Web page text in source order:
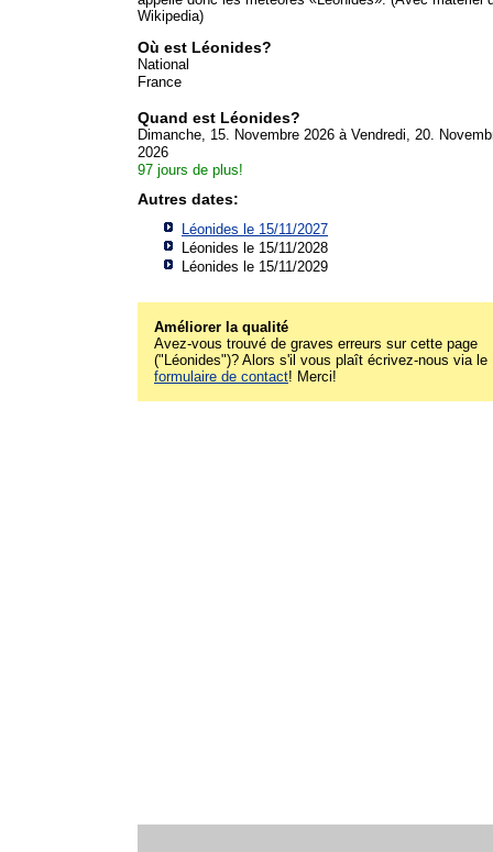
Wikipedia)
Où est Léonides?
National
France
Quand est Léonides?
Dimanche, 15. Novembre 2026 à Vendredi, 20.
2026
97 jours de plus!
Autres dates:
Léonides le 15/11/2027
Léonides le 15/11/2028
Léonides le 15/11/2029
Améliorer la qualité
Avez-vous trouvé de graves erreurs sur cette page
("Léonides")? Alors s'il vous plaît écrivez-nous via le
formulaire de contact! Merci!